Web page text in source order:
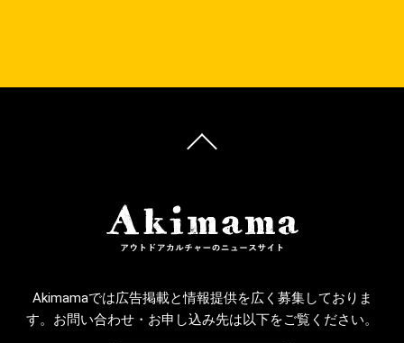
Akimamaでは広告掲載と情報提供を広く募集しておりま
す。お問い合わせ・お申し込み先は以下をご覧ください。